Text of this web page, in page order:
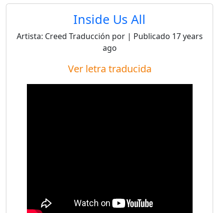
Inside Us All
Artista: Creed Traducción por | Publicado 17 years
ago
Ver letra traducida